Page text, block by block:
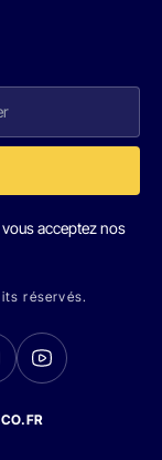
acceptez nos
réservés.